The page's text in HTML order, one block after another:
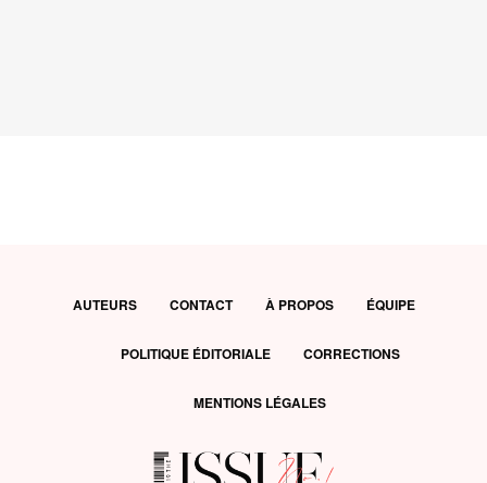
AUTEURS CONTACT À PROPOS ÉQUIPE
POLITIQUE ÉDITORIALE CORRECTIONS
MENTIONS LÉGALES